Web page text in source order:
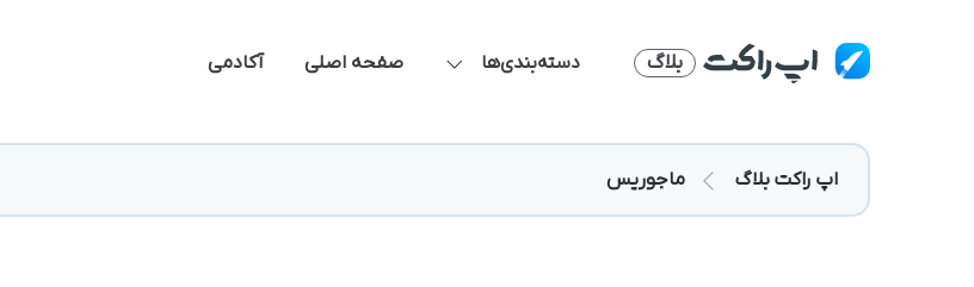
بلاگ دسته‌بندی‌ها صفحه اصلی آکادمی
اپ راکت بلاگ ماجوریس